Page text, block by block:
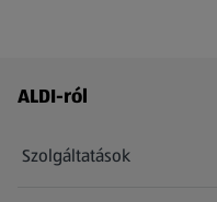
Láblécmenü - további linkek
ALDI-ról
Szolgáltatások